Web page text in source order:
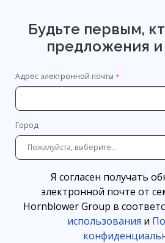
Будьте первым,
предложения и
Адрес электронной почты
Город
Я согласен получать
электронной почте от
Hornblower Group в
использования и